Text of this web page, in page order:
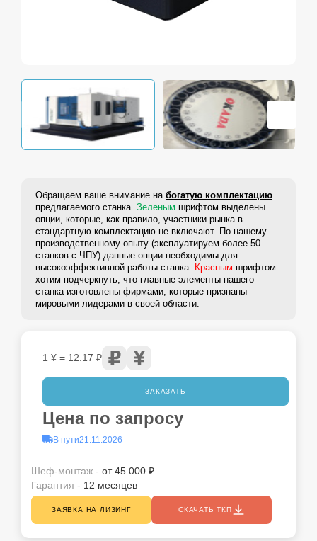
Обращаем ваше внимание на богатую комплектацию
предлагаемого станка. Зеленым шрифтом выделены
опции, которые, как правило, участники рынка в
стандартную комплектацию не включают. По нашему
производственному опыту (эксплуатируем более 50
станков с ЧПУ) данные опции необходимы для
высокоэффективной работы станка. Красным шрифтом
хотим подчеркнуть, что главные элементы нашего
станка изготовлены фирмами, которые признаны
мировыми лидерами в своей области.
Цена по запросу
В пути21.11.2026
1 ¥ = 12.17 ₽
ЗАКАЗАТЬ
Шеф-монтаж - от 45 000 ₽
Гарантия - 12 месяцев
ЗАЯВКА НА ЛИЗИНГ СКАЧАТЬ ТКП